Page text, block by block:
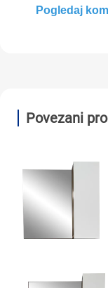
Pogledaj
Povezani